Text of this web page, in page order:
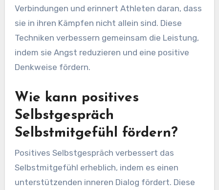
Gefühle ohne Urteil anzuerkennen und fördert
emotionales Gleichgewicht.
Selbstfreundlichkeit ermutigt dazu, sich in
Rückschlägen mit Fürsorge zu behandeln und
die Resilienz zu stärken. Das Erkennen
Verbindungen und erinnert Athleten daran, dass
sie in ihren Kämpfen nicht allein sind. Diese
Techniken verbessern gemeinsam die Leistung,
indem sie Angst reduzieren und eine positive
Denkweise fördern.
Wie kann positives